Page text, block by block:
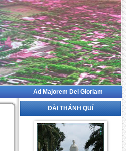
Ad Majorem Dei Gloriam
ĐÀI THÁNH QUÍ